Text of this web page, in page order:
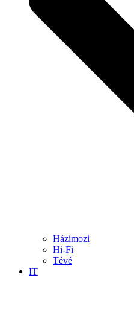
Házimozi
Hi-Fi
Tévé
IT